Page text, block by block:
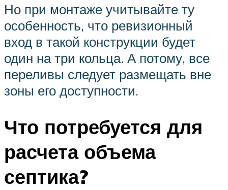
Но при монтаже учитывайте ту
особенность, что ревизионный
вход в такой конструкции будет
один на три кольца. А потому, все
переливы следует размещать вне
зоны его доступности.
Что потребуется для
расчета объема
септика?